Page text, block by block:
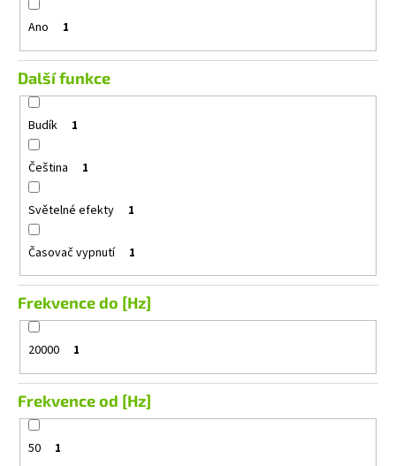
Ano 1
Další funkce
Budík 1
Čeština 1
Světelné efekty 1
Časovač vypnutí 1
Frekvence do [Hz]
20000 1
Frekvence od [Hz]
50 1